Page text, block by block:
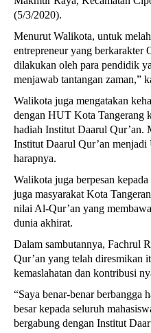
(5/3/2020).
Menurut Walikota, untuk
entrepreneur yang berkarakter
dilakukan oleh para pendidik
menjawab tantangan zaman,”
Walikota juga mengatakan
dengan HUT Kota Tangerang
hadiah Institut Daarul Qur’an.
Institut Daarul Qur’an
harapnya.
Walikota juga berpesan
juga masyarakat Kota
nilai Al-Qur’an yang
dunia akhirat.
Dalam sambutannya, Fachrul
Qur’an yang telah diresmikan
kemaslahatan dan kontribusi
“Saya benar-benar berbangga
besar kepada seluruh
bergabung dengan Institut